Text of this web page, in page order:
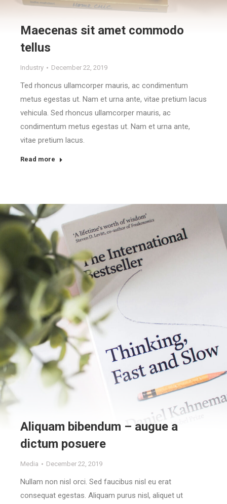
Maecenas sit amet commodo
tellus
Industry December 22, 2019
Ted rhoncus ullamcorper mauris, ac condimentum
metus egestas ut. Nam et urna ante, vitae pretium lacus
vehicula. Sed rhoncus ullamcorper mauris, ac
condimentum metus egestas ut. Nam et urna ante,
vitae pretium lacus.
Read more
Aliquam bibendum – augue a
dictum posuere
Media December 22, 2019
Nullam non nisl orci. Sed faucibus nisl eu erat
consequat egestas. Aliquam purus nisl, aliquet ut